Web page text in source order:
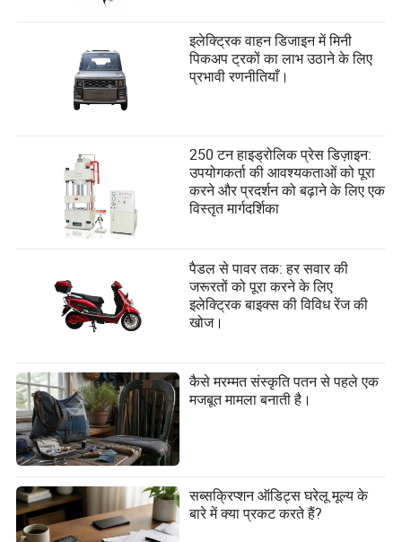
इलेक्ट्रिक वाहन डिजाइन में मिनी
पिकअप ट्रकों का लाभ उठाने के लिए
प्रभावी रणनीतियाँ।
250 टन हाइड्रोलिक प्रेस डिज़ाइन:
उपयोगकर्ता की आवश्यकताओं को पूरा
करने और प्रदर्शन को बढ़ाने के लिए एक
विस्तृत मार्गदर्शिका
पैडल से पावर तक: हर सवार की
जरूरतों को पूरा करने के लिए
इलेक्ट्रिक बाइक्स की विविध रेंज की
खोज।
कैसे मरम्मत संस्कृति पतन से पहले एक
मजबूत मामला बनाती है।
सब्सक्रिप्शन ऑडिट्स घरेलू मूल्य के
बारे में क्या प्रकट करते हैं?